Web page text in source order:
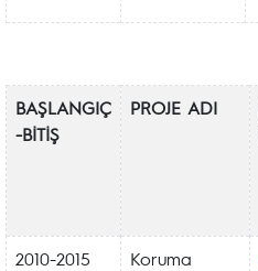
BAŞLANGIÇ
-BİTİŞ
PROJE ADI
2010-2015
Koruma